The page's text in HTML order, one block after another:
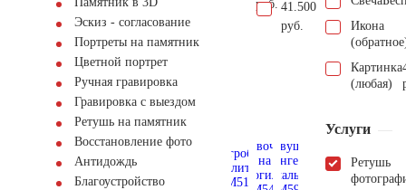
Эскиз - согласование
Портреты на памятник
Цветной портрет
Ручная гравировка
Гравировка с выездом
Ретушь на памятник
Восстановление фото
Антидождь
Благоустройство
руб. 41.500
руб.
Икона
Картинка
(любая)
Услуги
Ретушь